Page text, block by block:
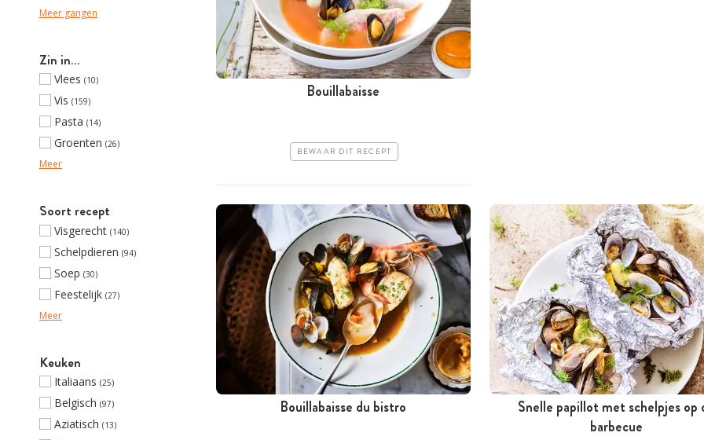
Meer gangen
Zin in…
Vlees (10)
Vis (159)
Pasta (14)
Groenten (26)
Meer
Soort recept
Visgerecht (140)
Schelpdieren (94)
Soep (30)
Feestelijk (27)
Meer
Keuken
Italiaans (25)
Belgisch (97)
Aziatisch (13)
Bouillabaisse
BEWAAR DIT RECEPT
Bouillabaisse du bistro
Snelle papillot met schelpjes op
barbecue